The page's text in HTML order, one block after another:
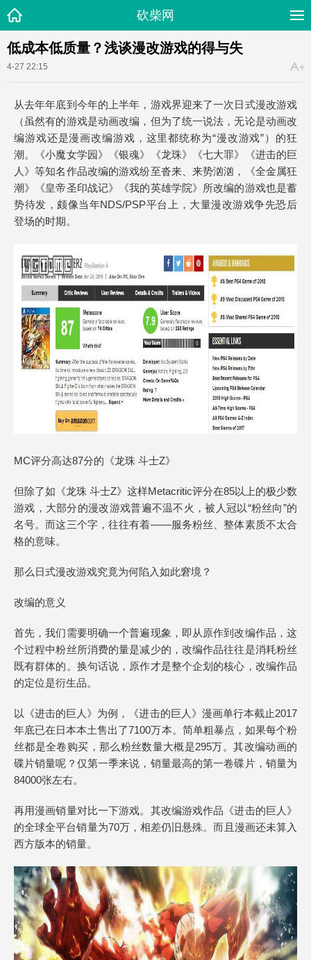
砍柴网
低成本低质量？浅谈漫改游戏的得与失
4-27 22:15
从去年年底到今年的上半年，游戏界迎来了一次日式漫改游戏
（虽然有的游戏是动画改编，但为了统一说法，无论是动画改
编游戏还是漫画改编游戏，这里都统称为“漫改游戏”）的狂
潮。《小魔女学园》《银魂》《龙珠》《七大罪》《进击的巨
人》等知名作品改编的游戏纷至沓来、来势汹汹，《全金属狂
潮》《皇帝圣印战记》《我的英雄学院》所改编的游戏也是蓄
势待发，颇像当年NDS/PSP平台上，大量漫改游戏争先恐后
登场的时期。
MC评分高达87分的《龙珠 斗士Z》
但除了如《龙珠 斗士Z》这样Metacritic评分在85以上的极少数
游戏，大部分的漫改游戏普遍不温不火，被人冠以“粉丝向”的
名号。而这三个字，往往有着——服务粉丝、整体素质不太合
格的意味。
那么日式漫改游戏究竟为何陷入如此窘境？
改编的意义
首先，我们需要明确一个普遍现象，即从原作到改编作品，这
个过程中粉丝所消费的量是减少的，改编作品往往是消耗粉丝
既有群体的。换句话说，原作才是整个企划的核心，改编作品
的定位是衍生品。
以《进击的巨人》为例，《进击的巨人》漫画单行本截止2017
年底已在日本本土售出了7100万本。简单粗暴点，如果每个粉
丝都是全卷购买，那么粉丝数量大概是295万。其改编动画的
碟片销量呢？仅第一季来说，销量最高的第一卷碟片，销量为
84000张左右。
再用漫画销量对比一下游戏。其改编游戏作品《进击的巨人》
的全球全平台销量为70万，相差仍旧悬殊。而且漫画还未算入
西方版本的销量。